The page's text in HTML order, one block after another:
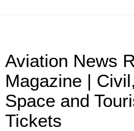
Aviation News
Magazine |
Space and
Tickets